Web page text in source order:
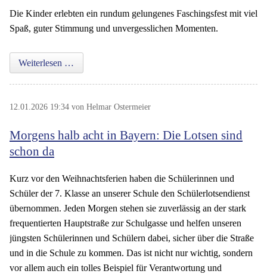
Die Kinder erlebten ein rundum gelungenes Faschingsfest mit viel
Spaß, guter Stimmung und unvergesslichen Momenten.
Weiterlesen …
12.01.2026 19:34 von Helmar Ostermeier
Morgens halb acht in Bayern: Die Lotsen sind
schon da
Kurz vor den Weihnachtsferien haben die Schülerinnen und
Schüler der 7. Klasse an unserer Schule den Schülerlotsendienst
übernommen. Jeden Morgen stehen sie zuverlässig an der stark
frequentierten Hauptstraße zur Schulgasse und helfen unseren
jüngsten Schülerinnen und Schülern dabei, sicher über die Straße
und in die Schule zu kommen. Das ist nicht nur wichtig, sondern
vor allem auch ein tolles Beispiel für Verantwortung und